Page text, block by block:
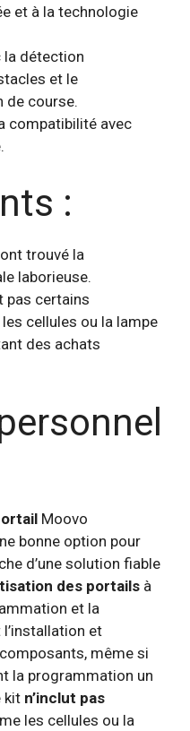
et à la technologie
la détection
et le
de course.
compatibilité avec
:
trouvé la
laborieuse.
pas certains
cellules ou la lampe
des achats
Moovo
bonne option pour
d’une solution fiable
des portails à
et la
et
même si
la programmation un
kit n’inclut pas
les cellules ou la